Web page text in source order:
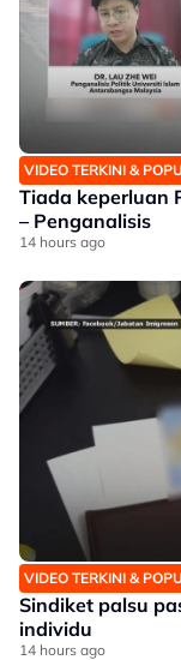
VIDEO TERKINI &
Tiada keperluan
– Penganalisis
14 hours ago
VIDEO TERKINI &
Sindiket palsu
individu
14 hours ago